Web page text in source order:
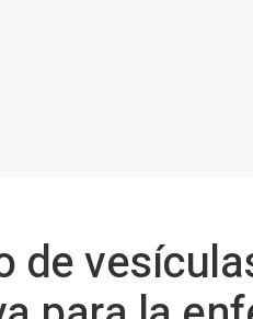
de